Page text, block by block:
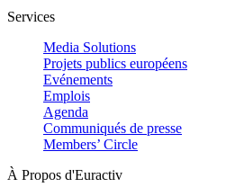
Services
Media Solutions
Projets publics européens
Evénements
Emplois
Agenda
Communiqués de presse
Members’ Circle
À Propos d'Euractiv